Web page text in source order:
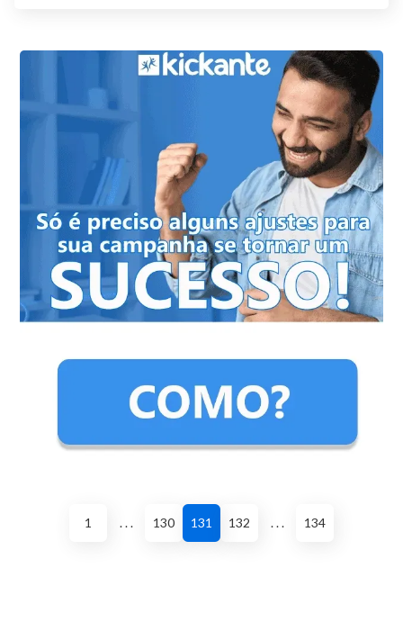
1 . . . 130 131 132 . . . 134